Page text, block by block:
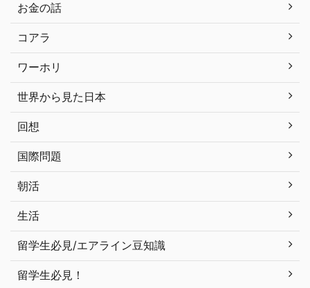
お金の話
コアラ
ワーホリ
世界から見た日本
回想
国際問題
朝活
生活
留学生必見/エアライン豆知識
留学生必見！